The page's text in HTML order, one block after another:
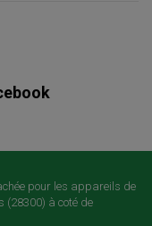
pour les appareils de
(28300) à coté de